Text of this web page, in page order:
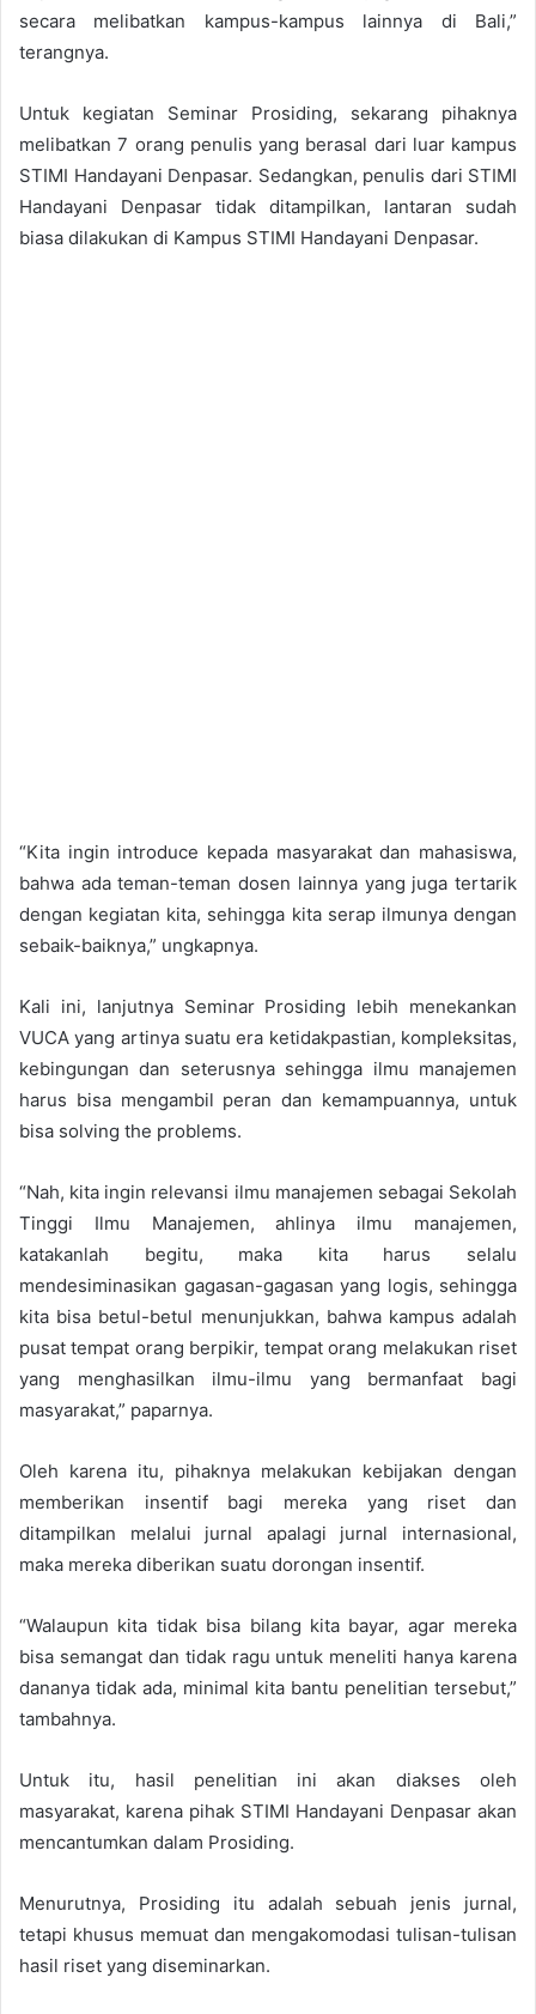
secara melibatkan kampus-kampus lainnya di Bali,”
terangnya.
Untuk kegiatan Seminar Prosiding, sekarang pihaknya
melibatkan 7 orang penulis yang berasal dari luar kampus
STIMI Handayani Denpasar. Sedangkan, penulis dari STIMI
Handayani Denpasar tidak ditampilkan, lantaran sudah
biasa dilakukan di Kampus STIMI Handayani Denpasar.
“Kita ingin introduce kepada masyarakat dan mahasiswa,
bahwa ada teman-teman dosen lainnya yang juga tertarik
dengan kegiatan kita, sehingga kita serap ilmunya dengan
sebaik-baiknya,” ungkapnya.
Kali ini, lanjutnya Seminar Prosiding lebih menekankan
VUCA yang artinya suatu era ketidakpastian, kompleksitas,
kebingungan dan seterusnya sehingga ilmu manajemen
harus bisa mengambil peran dan kemampuannya, untuk
bisa solving the problems.
“Nah, kita ingin relevansi ilmu manajemen sebagai Sekolah
Tinggi Ilmu Manajemen, ahlinya ilmu manajemen,
katakanlah begitu, maka kita harus selalu
mendesiminasikan gagasan-gagasan yang logis, sehingga
kita bisa betul-betul menunjukkan, bahwa kampus adalah
pusat tempat orang berpikir, tempat orang melakukan riset
yang menghasilkan ilmu-ilmu yang bermanfaat bagi
masyarakat,” paparnya.
Oleh karena itu, pihaknya melakukan kebijakan dengan
memberikan insentif bagi mereka yang riset dan
ditampilkan melalui jurnal apalagi jurnal internasional,
maka mereka diberikan suatu dorongan insentif.
“Walaupun kita tidak bisa bilang kita bayar, agar mereka
bisa semangat dan tidak ragu untuk meneliti hanya karena
dananya tidak ada, minimal kita bantu penelitian tersebut,”
tambahnya.
Untuk itu, hasil penelitian ini akan diakses oleh
masyarakat, karena pihak STIMI Handayani Denpasar akan
mencantumkan dalam Prosiding.
Menurutnya, Prosiding itu adalah sebuah jenis jurnal,
tetapi khusus memuat dan mengakomodasi tulisan-tulisan
hasil riset yang diseminarkan.